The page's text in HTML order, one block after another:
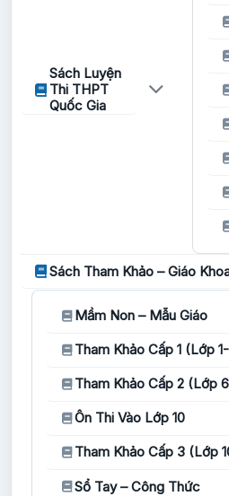
Sách Luyện
Thi THPT
Quốc Gia
Sách Tham Khảo – Giáo
Mầm Non – Mẫu Giáo
Tham Khảo Cấp 1 (Lớp
Tham Khảo Cấp 2 (Lớp
Ôn Thi Vào Lớp 10
Tham Khảo Cấp 3 (Lớp
Sổ Tay – Công Thức